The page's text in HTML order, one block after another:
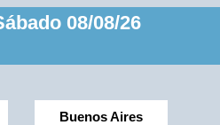
08/08/26
Buenos Aires